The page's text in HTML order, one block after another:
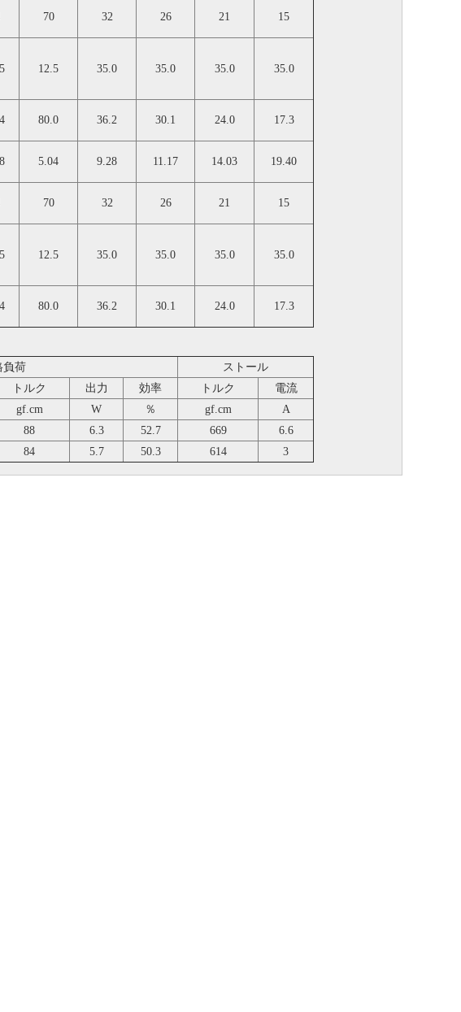
70 32 26 21 15
12.5 35.0 35.0 35.0 35.0
80.0 36.2 30.1 24.0 17.3
5.04 9.28 11.17 14.03 19.40
70 32 26 21 15
12.5 35.0 35.0 35.0 35.0
80.0 36.2 30.1 24.0 17.3
負荷
ストール
トルク 出力 効率 トルク
電流
gf.cm W ％ gf.cm
A
88 6.3 52.7 669
6.6
84 5.7 50.3 614 3